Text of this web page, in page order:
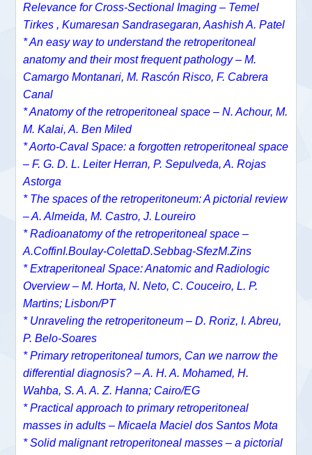
Relevance for Cross-Sectional Imaging – Temel
Tirkes , Kumaresan Sandrasegaran, Aashish A. Patel
* An easy way to understand the retroperitoneal
anatomy and their most frequent pathology – M.
Camargo Montanari, M. Rascón Risco, F. Cabrera
Canal
* Anatomy of the retroperitoneal space – N. Achour, M.
M. Kalai, A. Ben Miled
* Aorto-Caval Space: a forgotten retroperitoneal space
– F. G. D. L. Leiter Herran, P. Sepulveda, A. Rojas
Astorga
* The spaces of the retroperitoneum: A pictorial review
– A. Almeida, M. Castro, J. Loureiro
* Radioanatomy of the retroperitoneal space –
A.CoffinI.Boulay-ColettaD.Sebbag-SfezM.Zins
* Extraperitoneal Space: Anatomic and Radiologic
Overview – M. Horta, N. Neto, C. Couceiro, L. P.
Martins; Lisbon/PT
* Unraveling the retroperitoneum – D. Roriz, I. Abreu,
P. Belo-Soares
* Primary retroperitoneal tumors, Can we narrow the
differential diagnosis? – A. H. A. Mohamed, H.
Wahba, S. A. A. Z. Hanna; Cairo/EG
* Practical approach to primary retroperitoneal
masses in adults – Micaela Maciel dos Santos Mota
* Solid malignant retroperitoneal masses – a pictorial